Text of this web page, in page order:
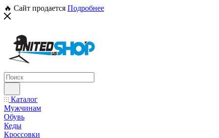
🔥 Сайт продается Подробнее
Каталог
Мужчинам
Обувь
Кеды
Кроссовки